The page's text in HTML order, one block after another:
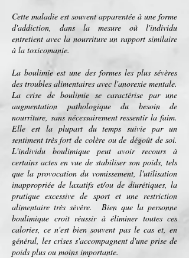
Cette maladie est souvent apparentée à une forme
d'addiction, dans la mesure où l'individu
entretient avec la nourriture un rapport similaire
à la toxicomanie.
La boulimie est une des formes les plus sévères
des troubles alimentaires avec l'anorexie mentale.
La crise de boulimie se caractérise par une
augmentation pathologique du besoin de
nourriture, sans nécessairement ressentir la faim.
Elle est la plupart du temps suivie par un
sentiment très fort de colèreou de dégoûtde soi.
L'individu boulimique peut avoir recours à
certains actes en vue de stabiliser son poids, tels
que la provocation du vomissement, l'utilisation
inappropriée de laxatifs et/ou de diurétiques, la
pratique excessive de sport et une restriction
alimentaire très sévère. Bien que la personne
boulimique croit réussir à éliminer toutes ces
calories, ce n'est bien souvent pas le cas et, en
général, les crises s'accompagnent d'une prise de
poids plus ou moins importante.